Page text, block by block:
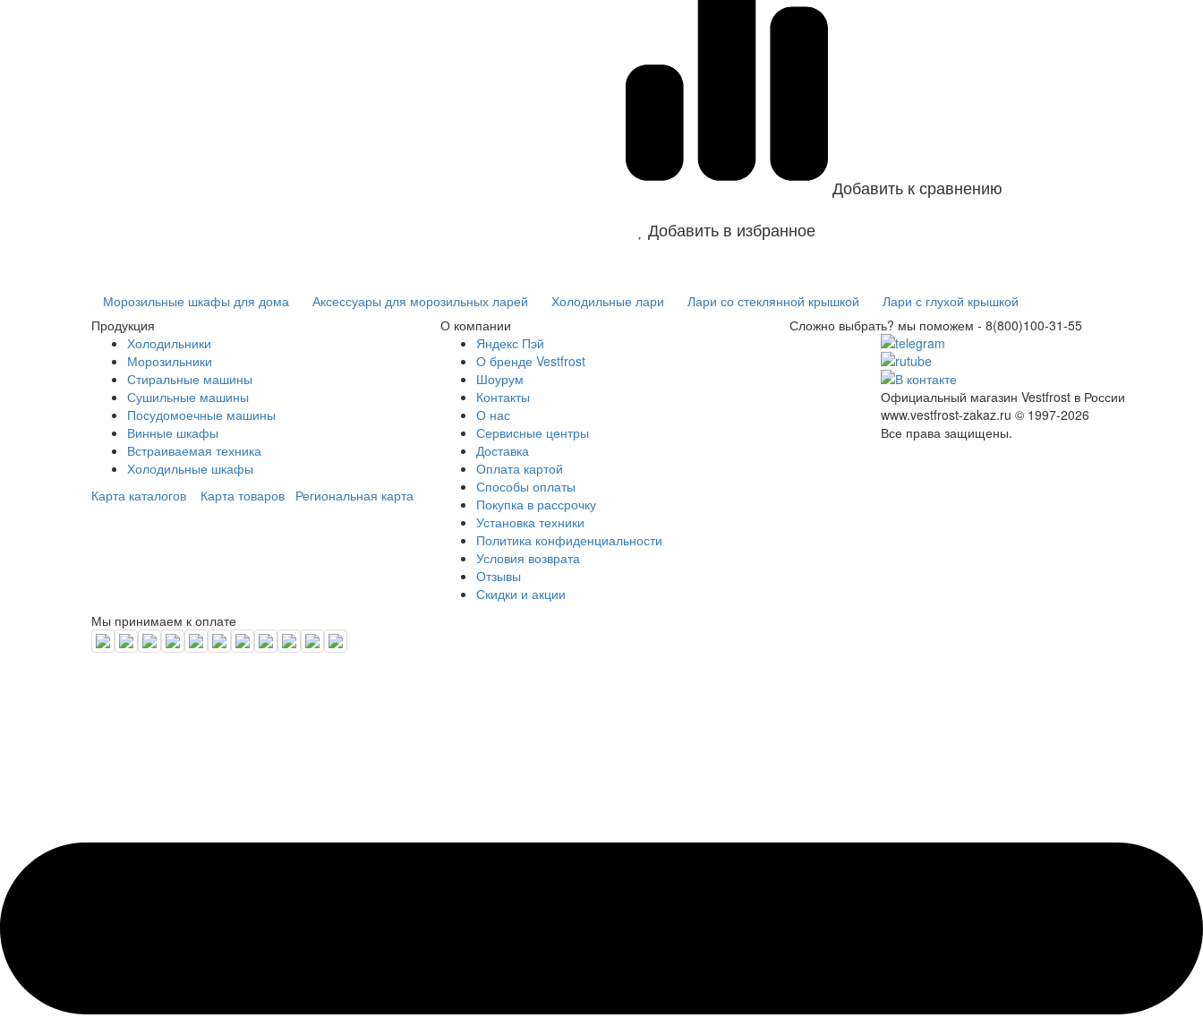
Добавить к сравнению
Добавить в избранное
Морозильные шкафы для дома Аксессуары для морозильных ларей Холодильные лари Лари со стеклянной крышкой
Лари с глухой крышкой
Продукция
О компании Сложно выбрать? мы поможем - 8(800)100-31-55
Холодильники
Морозильники
Стиральные машины
Сушильные машины
Посудомоечные машины
Винные шкафы
Встраиваемая техника
Холодильные шкафы
Карта каталогов
Карта товаров Региональная карта
Яндекс Пэй
О бренде Vestfrost
Шоурум
Контакты
О нас
Сервисные центры
Доставка
Оплата картой
Способы оплаты
Покупка в рассрочку
Установка техники
Политика конфиденциальности
Условия возврата
Отзывы
Скидки и акции
Официальный магазин Vestfrost в России
www.vestfrost-zakaz.ru © 1997-2026
Все права защищены.
Мы принимаем к оплате